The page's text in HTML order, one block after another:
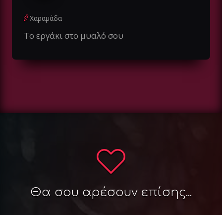
Χαραμάδα
Το εργάκι στο μυαλό σου
Θα σου αρέσουν επίσης...